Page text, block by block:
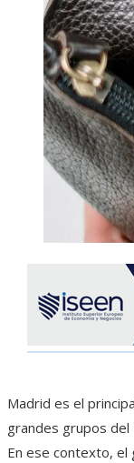
Madrid es el
grandes grupos del
En ese contexto,